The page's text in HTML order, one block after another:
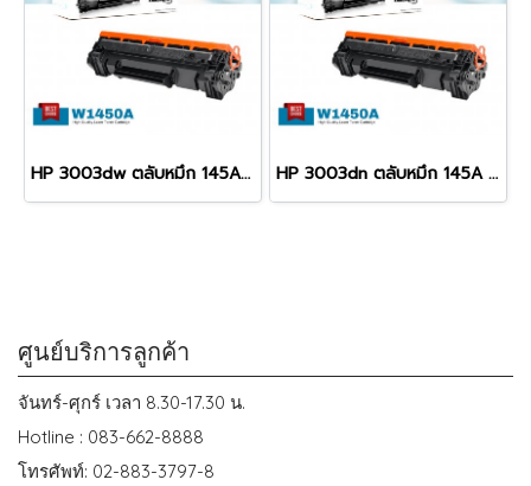
HP 3003dw ตลับหมึก 145A พิมพ์เข้ม คมชัด รับประกัน 100% HP 3003dn ตลับหมึก 145A พิมพ์เข้ม คมชัด รับประกัน 100%
ศูนย์บริการลูกค้า
จันทร์-ศุกร์ เวลา 8.30-17.30 น.
Hotline : 083-662-8888
โทรศัพท์: 02-883-3797-8